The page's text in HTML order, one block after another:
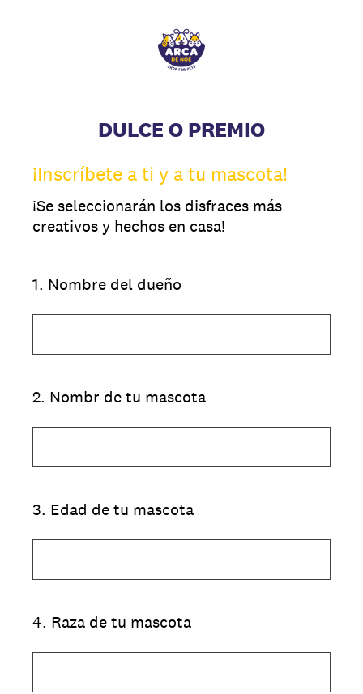
DULCE O PREMIO
¡Inscríbete a ti y a tu mascota!
¡Se seleccionarán los disfraces más
creativos y hechos en casa!
1. Nombre del dueño
2. Nombr de tu mascota
3. Edad de tu mascota
4. Raza de tu mascota